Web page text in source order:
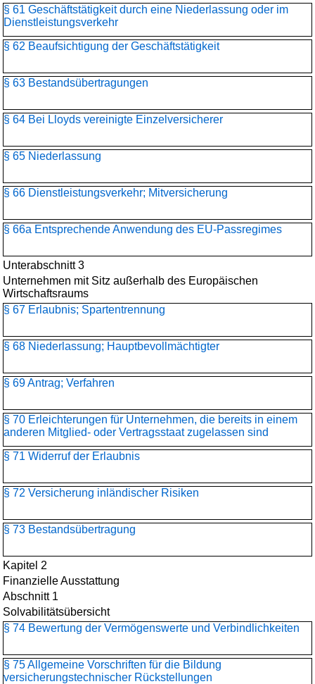
§ 61 Geschäftstätigkeit durch eine Niederlassung oder im
Dienstleistungsverkehr
§ 62 Beaufsichtigung der Geschäftstätigkeit
§ 63 Bestandsübertragungen
§ 64 Bei Lloyds vereinigte Einzelversicherer
§ 65 Niederlassung
§ 66 Dienstleistungsverkehr; Mitversicherung
§ 66a Entsprechende Anwendung des EU-Passregimes
Unterabschnitt 3
Unternehmen mit Sitz außerhalb des Europäischen
Wirtschaftsraums
§ 67 Erlaubnis; Spartentrennung
§ 68 Niederlassung; Hauptbevollmächtigter
§ 69 Antrag; Verfahren
§ 70 Erleichterungen für Unternehmen, die bereits in einem
anderen Mitglied- oder Vertragsstaat zugelassen sind
§ 71 Widerruf der Erlaubnis
§ 72 Versicherung inländischer Risiken
§ 73 Bestandsübertragung
Kapitel 2
Finanzielle Ausstattung
Abschnitt 1
Solvabilitätsübersicht
§ 74 Bewertung der Vermögenswerte und Verbindlichkeiten
§ 75 Allgemeine Vorschriften für die Bildung
versicherungstechnischer Rückstellungen